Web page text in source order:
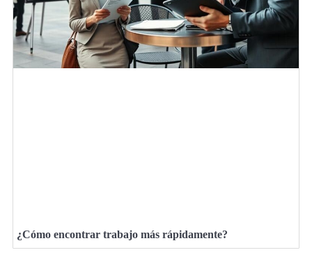
¿Cómo encontrar trabajo más rápidamente?